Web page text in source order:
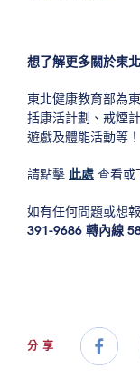
想了解更多關於東
東北健康教育部為
括康活計劃、戒煙
遊戲及體能活動等！
請點擊 此處 查看或
如有任何問題或想
391-9686 轉內線
分享